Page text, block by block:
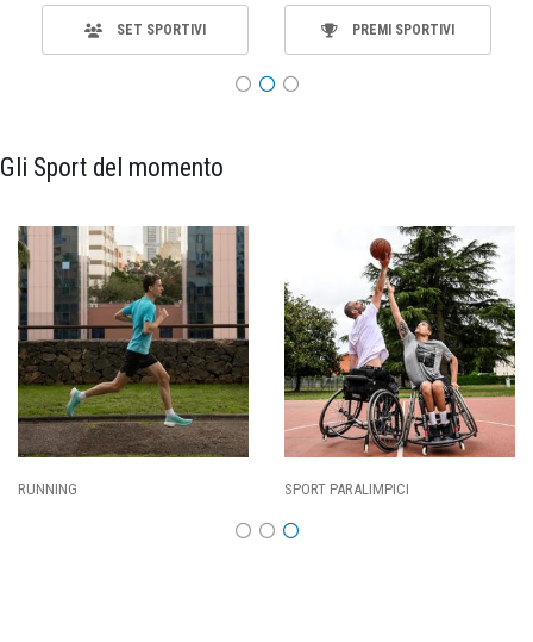
SET SPORTIVI PREMI SPORTIVI
Gli Sport del momento
SPORT PARALIMPICI CALCIO